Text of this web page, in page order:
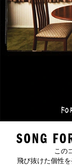
SONG
この
飛び抜けた個性